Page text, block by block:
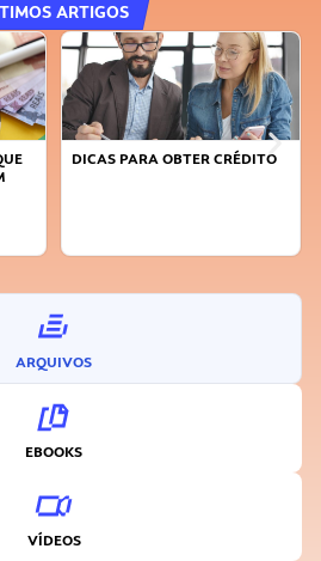
ARTIGOS
FAÇA A DIFERENÇA: SEJA
ARQUIVOS
EBOOKS
VÍDEOS